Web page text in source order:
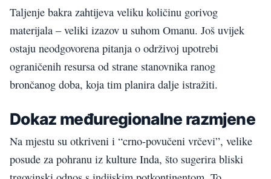
Taljenje bakra zahtijeva veliku količinu gorivog
materijala – veliki izazov u suhom Omanu. Još uvijek
ostaju neodgovorena pitanja o održivoj upotrebi
ograničenih resursa od strane stanovnika ranog
brončanog doba, koja tim planira dalje istražiti.
Dokaz međuregionalne razmjene
Na mjestu su otkriveni i “crno-povučeni vrčevi”, velike
posude za pohranu iz kulture Inda, što sugerira bliski